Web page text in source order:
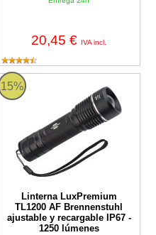
20,45 € IVA incl.
15%
Linterna LuxPremium
TL1200 AF Brennenstuhl
ajustable y recargable IP67 -
1250 lúmenes
LuxPremium TL1200 AF